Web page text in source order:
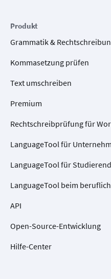
Produkt
Grammatik &
Kommasetzung prüfen
Text umschreiben
Premium
Rechtschreibprüfung für
LanguageTool für
LanguageTool für
LanguageTool beim
API
Open-Source-Entwicklung
Hilfe-Center